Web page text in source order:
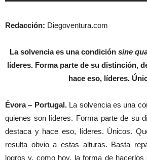
Redacción: Diegoventura.com
La solvencia es una condición sine
líderes. Forma parte de su distinción,
hace eso, líderes.
Évora – Portugal.La solvencia es una
quienes son líderes. Forma parte de su
destaca y hace eso, líderes. Únicos.
resulta obvio a estas alturas. Basta
logros y, como hoy, la forma de